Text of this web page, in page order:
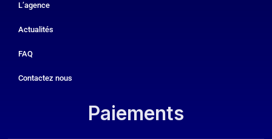
L’agence
Actualités
FAQ
Contactez nous
Paiements​